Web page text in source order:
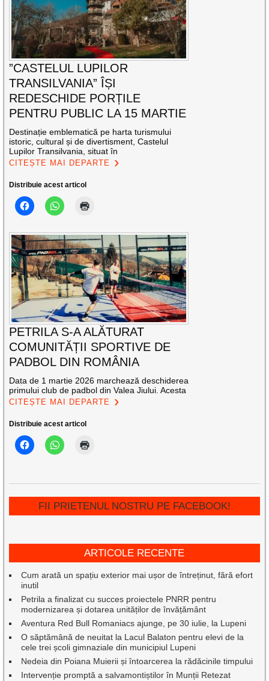
”CASTELUL LUPILOR
TRANSILVANIA” ÎȘI
REDESCHIDE PORȚILE
PENTRU PUBLIC LA 15 MARTIE
Destinație emblematică pe harta turismului
istoric, cultural și de divertisment, Castelul
Lupilor Transilvania, situat în
CITEȘTE MAI DEPARTE
Distribuie acest articol
PETRILA S-A ALĂTURAT
COMUNITĂȚII SPORTIVE DE
PADBOL DIN ROMÂNIA
Data de 1 martie 2026 marchează deschiderea
primului club de padbol din Valea Jiului. Acesta
CITEȘTE MAI DEPARTE
Distribuie acest articol
FII PRIETENUL NOSTRU PE FACEBOOK!
ARTICOLE RECENTE
Cum arată un spațiu exterior mai ușor de întreținut, fără efort
inutil
Petrila a finalizat cu succes proiectele PNRR pentru
modernizarea și dotarea unităților de învățământ
Aventura Red Bull Romaniacs ajunge, pe 30 iulie, la Lupeni
O săptămână de neuitat la Lacul Balaton pentru elevi de la
cele trei școli gimnaziale din municipiul Lupeni
Nedeia din Poiana Muierii și întoarcerea la rădăcinile timpului
Intervenție promptă a salvamontiștilor în Munții Retezat